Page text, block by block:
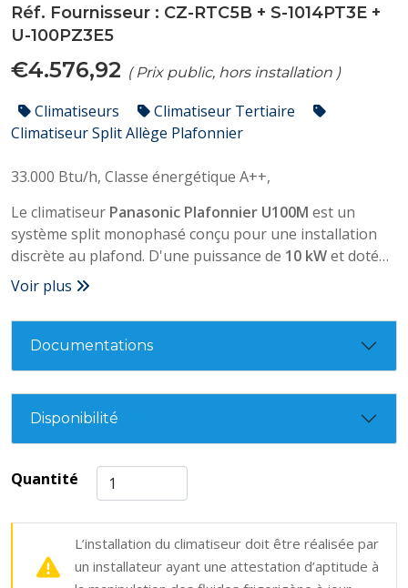
Réf. Fournisseur : CZ-RTC5B + S-1014PT3E +
U-100PZ3E5
€4.576,92 ( Prix public, hors installation )
Climatiseurs
Climatiseur Tertiaire
Climatiseur Split Allège Plafonnier
33.000 Btu/h, Classe énergétique A++,
Le climatiseur Panasonic Plafonnier U100M est un
système split monophasé conçu pour une installation
discrète au plafond. D'une puissance de 10 kWet doté
de la technologie
énergétique (
et est idéal pour les grands espaces tertiaires ou
commerciaux.
Voir plus
Documentations
Disponibilité
Quantité
L’installation du climatiseur doit être réalisée par
un installateur ayant une attestation d’aptitude à